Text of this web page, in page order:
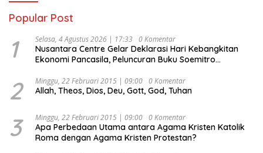
Popular Post
1 Selasa, 4 Agustus 2026 | 17:33 0 Komentar
Nusantara Centre Gelar Deklarasi Hari Kebangkitan
Ekonomi Pancasila, Peluncuran Buku Soemitro
Ekonomi Politik Indonesia) & Simposium Nasional
“Urgensi Undang-Undang Perekonomian Nasional dan
Indonesia Emas 2045”,
2 Minggu, 22 Februari 2015 | 09:00 0 Komentar
Allah, Theos, Dios, Deu, Gott, God, Tuhan
3 Minggu, 22 Februari 2015 | 09:00 0 Komentar
Apa Perbedaan Utama antara Agama Kristen Katolik
Roma dengan Agama Kristen Protestan?